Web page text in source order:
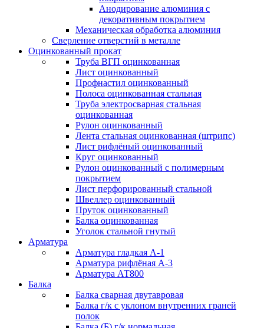
Анодирование алюминия с
декоративным покрытием
Механическая обработка алюминия
Сверление отверстий в металле
Оцинкованный прокат
Труба ВГП оцинкованная
Лист оцинкованный
Профнастил оцинкованный
Полоса оцинкованная стальная
Труба электросварная стальная
оцинкованная
Рулон оцинкованный
Лента стальная оцинкованная (штрипс)
Лист рифлёный оцинкованный
Круг оцинкованный
Рулон оцинкованный с полимерным
покрытием
Лист перфорированный стальной
Швеллер оцинкованный
Пруток оцинкованный
Балка оцинкованная
Уголок стальной гнутый
Арматура
Арматура гладкая А-1
Арматура рифлёная А-3
Арматура АТ800
Балка
Балка сварная двутавровая
Балка г/к с уклоном внутренних граней
полок